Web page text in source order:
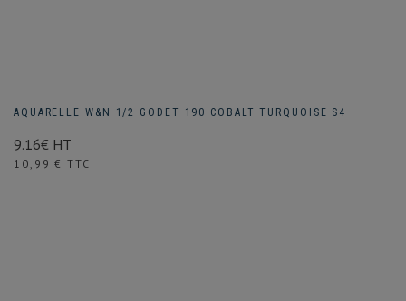
AQUARELLE W&N 1/2 GODET 190 COBALT TURQUOISE S4
9.16€ HT
Prix
10,99 € TTC